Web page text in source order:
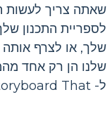
שאתה צריך לעשות
לספריית התכנון
שלך, או לצרף
שלנו הן רק אחד
ל- Storyboard That להציע.